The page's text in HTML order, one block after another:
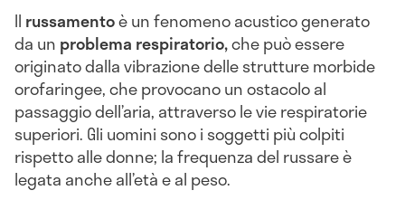
Il russamentoè un fenomeno acustico generato
da un problema respiratorio,che può essere
originato dalla vibrazione delle strutture morbide
orofaringee, che provocano un ostacolo al
passaggio dell’aria, attraverso le vie respiratorie
superiori. Gli uomini sono i soggetti più colpiti
rispetto alle donne; la frequenza del russare è
legata anche all’età e al peso.